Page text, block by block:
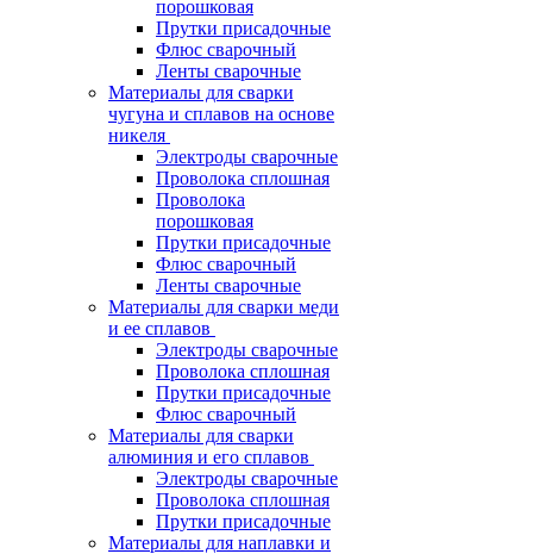
порошковая
Прутки присадочные
Флюс сварочный
Ленты сварочные
Материалы для сварки
чугуна и сплавов на основе
никеля
Электроды сварочные
Проволока сплошная
Проволока
порошковая
Прутки присадочные
Флюс сварочный
Ленты сварочные
Материалы для сварки меди
и ее сплавов
Электроды сварочные
Проволока сплошная
Прутки присадочные
Флюс сварочный
Материалы для сварки
алюминия и его сплавов
Электроды сварочные
Проволока сплошная
Прутки присадочные
Материалы для наплавки и